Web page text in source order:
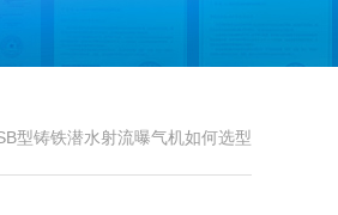
型铸铁潜水射流曝气机如何选型